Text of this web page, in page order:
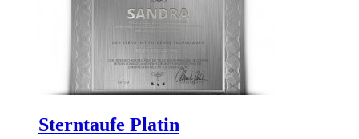
Sterntaufe Platin